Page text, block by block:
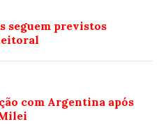
seguem previstos
com Argentina após